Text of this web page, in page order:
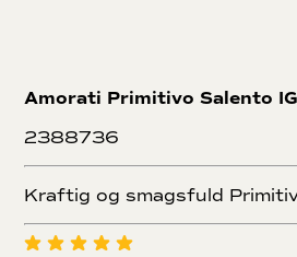
Amorati Primitivo Salento
2388736
Kraftig og smagsfuld